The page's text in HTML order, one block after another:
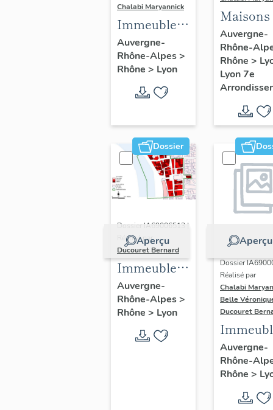
Chalabi Maryannick
Immeubles
des Années
Trente de la
rive gauche
Auvergne-
Rhône-Alpes>
Rhône > Lyon
Maisons
Auvergne-
Rhône-
Rhône >
Lyon 7e
Dossier
Aperçu
Dossier IA69006513 |
Réalisé par
Ducouret Bernard
Immeubles
du quartier
Saint-Nizier
Auvergne-
Rhône-Alpes>
Rhône > Lyon
Aperçu
Dossier
Réalisé par
Chalabi
Belle
Ducouret
Auvergne-
Rhône-
Rhône >